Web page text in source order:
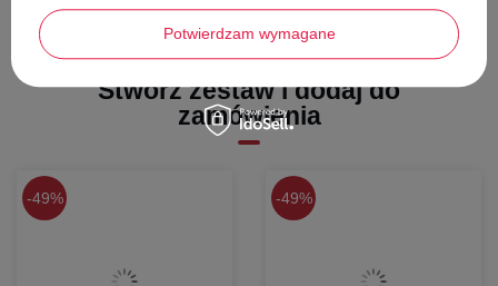
długość całkowita- 70,5 cm
szerokość pod pachami- 46,5 cm
długość rękawa -60,5 cm
Stwórz zestaw i dodaj do
zamówienia
49% 49%
Potwierdzam wymagane